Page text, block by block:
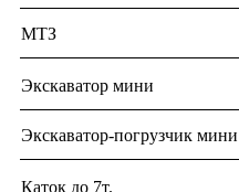
МТЗ
Экскаватор мини
Экскаватор-погрузчик мини
Каток до 7т.